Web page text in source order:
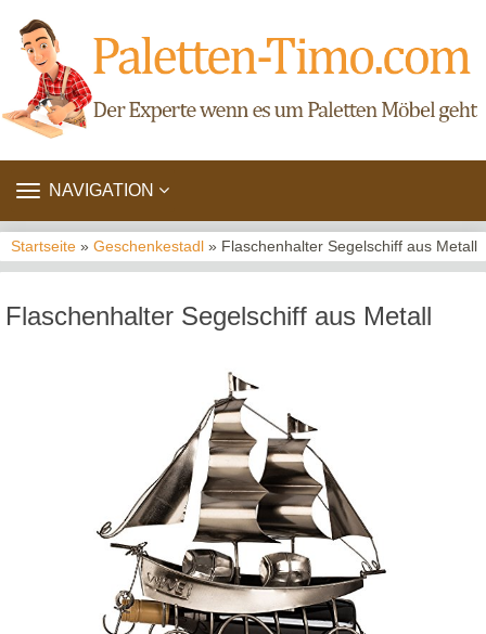
TOGGLE
NAVIGATION
Startseite » Geschenkestadl » Flaschenhalter Segelschiff aus Metall
Flaschenhalter Segelschiff aus Metall